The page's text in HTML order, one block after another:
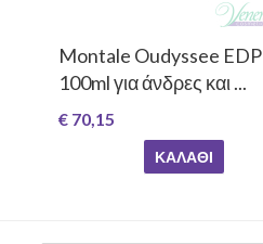
Montale Oudyssee EDP
100ml για άνδρες και ...
€ 70,15
ΚΑΛΆΘΙ